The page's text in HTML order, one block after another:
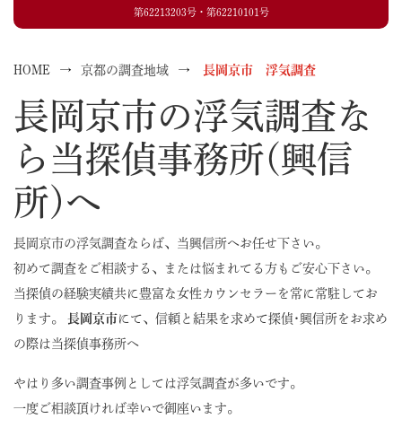
第62213203号・第62210101号
HOME 京都の調査地域 長岡京市 浮気調査
長岡京市の浮気調査な
ら当探偵事務所(興信
所)へ
長岡京市の浮気調査ならば、当興信所へお任せ下さい。
初めて調査をご相談する、または悩まれてる方もご安心下さい。
当探偵の経験実績共に豊富な女性カウンセラーを常に常駐してお
ります。 長岡京市にて、信頼と結果を求めて探偵･興信所をお求め
の際は当探偵事務所へ
やはり多い調査事例としては浮気調査が多いです。
一度ご相談頂ければ幸いで御座います。